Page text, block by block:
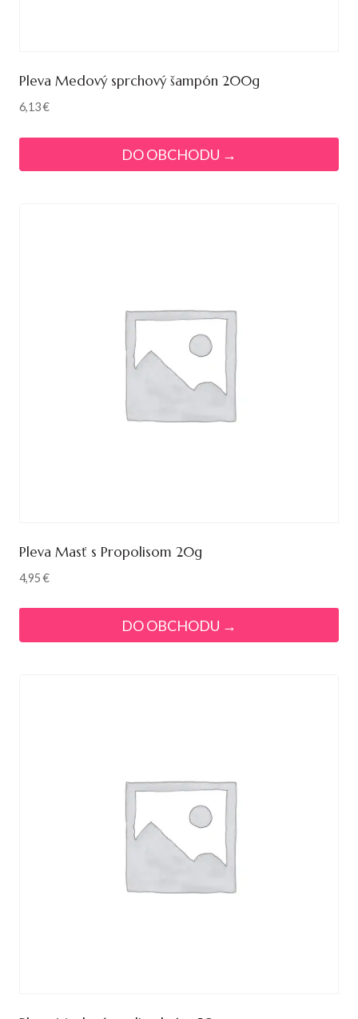
Pleva Medový sprchový šampón 200g
6,13€
DO OBCHODU →
Pleva Masť s Propolisom 20g
4,95€
DO OBCHODU →